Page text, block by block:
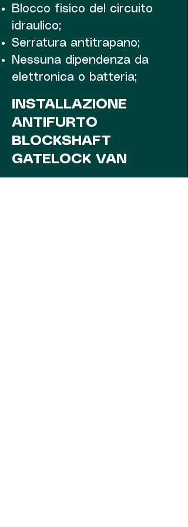
Blocco fisico del circuito
idraulico;
Serratura antitrapano;
Nessuna dipendenza da
elettronica o batteria;
INSTALLAZIONE
ANTIFURTO
BLOCKSHAFT
GATELOCK VAN